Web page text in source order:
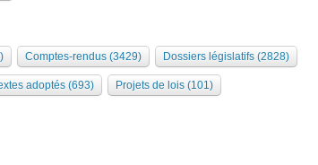
Comptes-rendus (3429) Dossiers législatifs (2828)
adoptés (693) Projets de lois (101)